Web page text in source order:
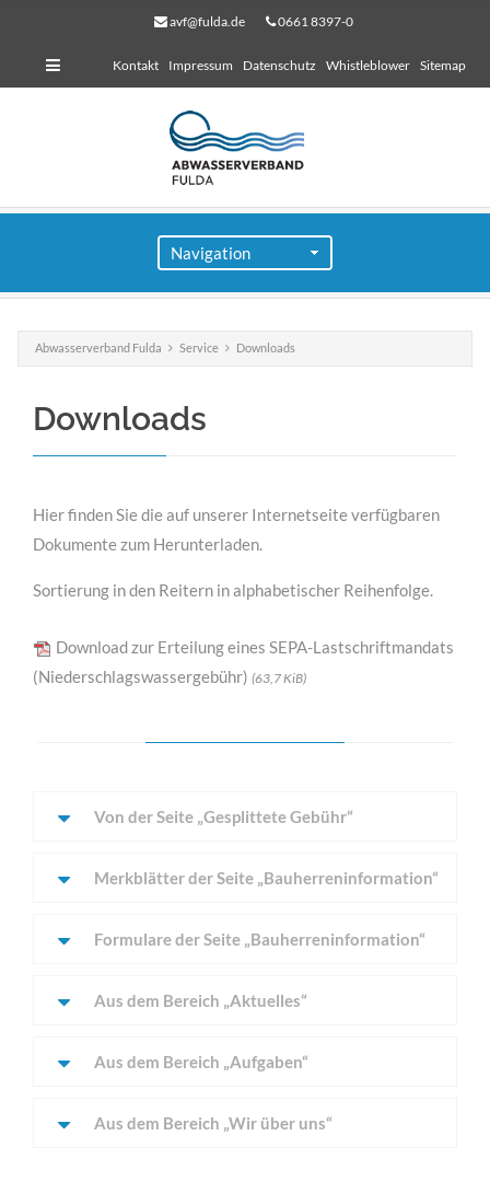
avf@fulda.de 0661 8397-0
Kontakt Impressum Datenschutz Whistleblower Sitemap
Abwasserverband Fulda Service Downloads
Downloads
Hier finden Sie die auf unserer Internetseite verfügbaren
Dokumente zum Herunterladen.
Sortierung in den Reitern in alphabetischer Reihenfolge.
Download zur Erteilung eines SEPA-Lastschriftmandats
(Niederschlagswassergebühr) (63,7 KiB)
Von der Seite „Gesplittete Gebühr“
Merkblätter der Seite „Bauherreninformation“
Formulare der Seite „Bauherreninformation“
Aus dem Bereich „Aktuelles“
Aus dem Bereich „Aufgaben“
Aus dem Bereich „Wir über uns“
für Bauherren
MEHR INFOS
Lorem ipsum dolor sit amet, consectetuer adipiscing